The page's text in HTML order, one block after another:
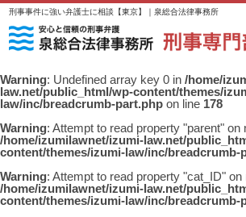
刑事事件に強い弁護士に相談【東京】｜泉総合法律事務所
Warning: Undefined array key 0 in /home/
law.net/public_html/wp-content/themes/
law/inc/breadcrumb-part.php on line 178
Warning: Attempt to read property "parent" on
/home/izumilawnet/izumi-law.net/
content/themes/izumi-law/inc/breadcrumb-
Warning: Attempt to read property "cat_ID" on
/home/izumilawnet/izumi-law.net/
content/themes/izumi-law/inc/breadcrumb-